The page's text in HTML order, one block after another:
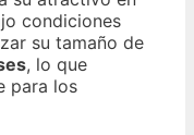
condiciones
su tamaño de
, lo que
para los